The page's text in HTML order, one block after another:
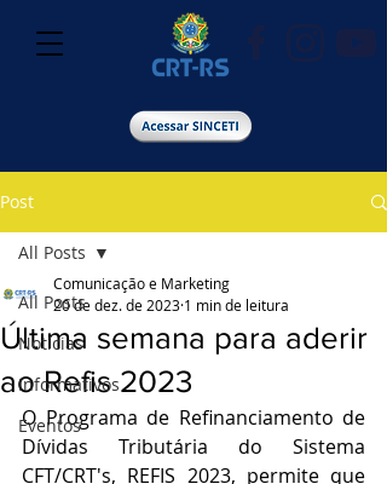
Post
All Posts
Notícias
Informativos
Eventos
All Posts
Última semana para aderir
ao Refis 2023
Comunicação e Marketing
20 de dez. de 2023 1 min de leitura
O Programa de Refinanciamento de
Dívidas Tributária do Sistema
CFT/CRT's, REFIS 2023, permite que